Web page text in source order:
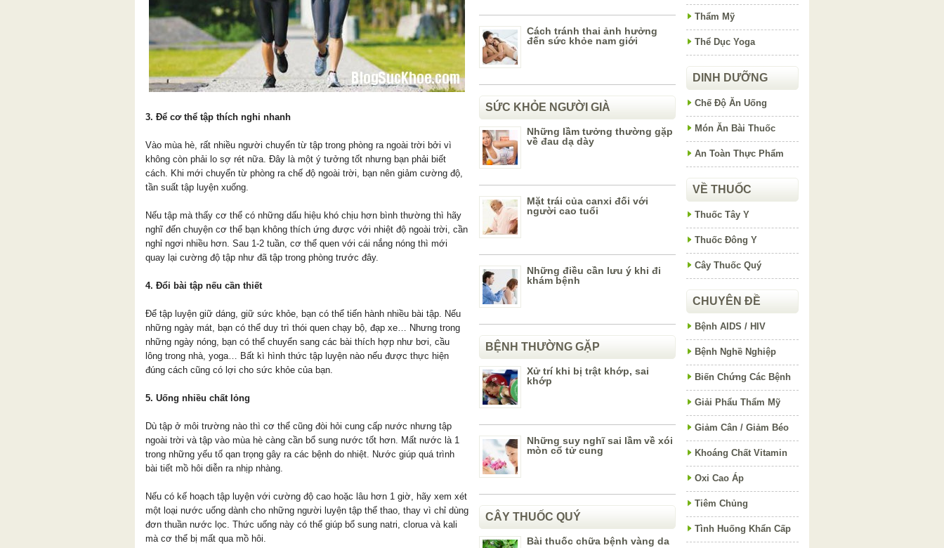
3. Để cơ thể tập thích nghi nhanh
Vào mùa hè, rất nhiều người chuyển từ tập trong phòng ra ngoài trời bởi vì
không còn phải lo sợ rét nữa. Đây là một ý tưởng tốt nhưng bạn phải biết
cách. Khi mới chuyển từ phòng ra chế độ ngoài trời, bạn nên giảm cường độ,
tần suất tập luyện xuống.
Nếu tập mà thấy cơ thể có những dấu hiệu khó chịu hơn bình thường thì hãy
nghĩ đến chuyện cơ thể bạn không thích ứng được với nhiệt độ ngoài trời, cần
nghỉ ngơi nhiều hơn. Sau 1-2 tuần, cơ thể quen với cái nắng nóng thì mới
quay lại cường độ tập như đã tập trong phòng trước đây.​
4. Đổi bài tập nếu cần thiết
Để tập luyện giữ dáng, giữ sức khỏe, bạn có thể tiến hành nhiều bài tập. Nếu
những ngày mát, bạn có thể duy trì thói quen chạy bộ, đạp xe… Nhưng trong
những ngày nóng, bạn có thể chuyển sang các bài thích hợp như bơi, cầu
lông trong nhà, yoga… Bất kì hình thức tập luyện nào nếu được thực hiện
đúng cách cũng có lợi cho sức khỏe của bạn.​
5. Uống nhiều chất lỏng
Dù tập ở môi trường nào thì cơ thể cũng đòi hỏi cung cấp nước nhưng tập
ngoài trời và tập vào mùa hè càng cần bổ sung nước tốt hơn. Mất nước là 1
trong những yếu tố qan trọng gây ra các bệnh do nhiệt. Nước giúp quá trình
bài tiết mồ hôi diễn ra nhịp nhàng.
Nếu có kế hoạch tập luyện với cường độ cao hoặc lâu hơn 1 giờ, hãy xem xét
một loại nước uống dành cho những người luyện tập thể thao, thay vì chỉ dùng
đơn thuần nước lọc. Thức uống này có thể giúp bổ sung natri, clorua và kali
mà cơ thể bị mất qua mồ hôi.
Cách tránh thai ảnh hưởng
đến sức khỏe nam giới
SỨC KHỎE NGƯỜI GIÀ
Những lầm tưởng thường gặp
về đau dạ dày
Mặt trái của canxi đối với
người cao tuổi
Những điều cần lưu ý khi đi
khám bệnh
BỆNH THƯỜNG GẶP
Xử trí khi bị trật khớp, sai
khớp
Những suy nghĩ sai lầm về xói
mòn cổ tử cung
CÂY THUỐC QUÝ
Bài thuốc chữa bệnh vàng da
Thẩm Mỹ
Thể Dục Yoga
DINH DƯỠNG
Chế Độ Ăn Uống
Món Ăn Bài Thuốc
An Toàn Thực Phẩm
VỀ THUỐC
Thuốc Tây Y
Thuốc Đông Y
Cây Thuốc Quý
CHUYÊN ĐỀ
Bệnh AIDS / HIV
Bệnh Nghề Nghiệp
Biến Chứng Các Bệnh
Giải Phẩu Thẩm Mỹ
Giảm Cân / Giảm Béo
Khoáng Chất Vitamin
Oxi Cao Áp
Tiêm Chủng
Tình Huống Khẩn Cấp